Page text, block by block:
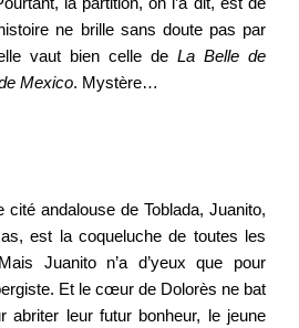
ne brille sans doute pas par
vaut bien celle de La Belle de
Mexico. Mystère…
cité andalouse de Toblada, Juanito,
est la coqueluche de toutes les
Juanito n’a d’yeux que pour
Et le cœur de Dolorès ne bat
abriter leur futur bonheur, le jeune